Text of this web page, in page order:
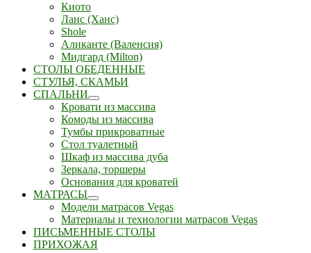
Киото
Ланс (Ханс)
Shole
Аликанте (Валенсия)
Мидгард (Milton)
СТОЛЫ ОБЕДЕННЫЕ
СТУЛЬЯ, СКАМЬИ
СПАЛЬНИ
Кровати из массива
Комоды из массива
Тумбы прикроватные
Стол туалетный
Шкаф из массива дуба
Зеркала, торшеры
Основания для кроватей
МАТРАСЫ
Модели матрасов Vegas
Материалы и технологии матрасов Vegas
ПИСЬМЕННЫЕ СТОЛЫ
ПРИХОЖАЯ